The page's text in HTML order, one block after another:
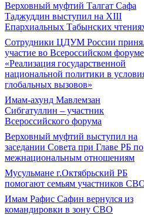
Верховный муфтий Талгат Сафа
Таджуддин выступил на ХIII
Епархиальных Табынских
Сотрудники ЦДУМ России
участие во Всероссийском форуме
«Реализация государственной
национальной политики в
глобальных вызовов»
Имам-ахунд Мавлемзан
Сибгатуллин – участник
Всероссийского форума
Верховный муфтий выступил на
заседании Совета при Главе РБ по
межнациональным отношениям
Мусульмане г.Октябрьский РБ
помогают семьям участников
Имам Рафис Сафин вернулся из
командировки в зону СВО